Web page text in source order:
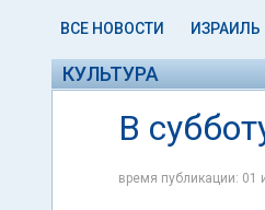
ВСЕ НОВОСТИ ИЗРАИЛЬ
КУЛЬТУРА
В
время публикации: 01